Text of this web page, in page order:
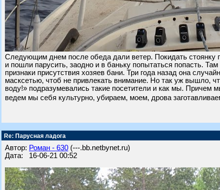
Следующим днем после обеда дали ветер. Покидать стоянку
и пошли парусить, заодно и в баньку попытаться попасть.
признаки присутствия хозяев бани. Три года назад она
масксетью, чтоб не привлекать внимание. Но так уж вышло,
воду!» подразумевались такие посетители и как мы. Причем
ведем мы себя культурно, убираем, моем, дрова
Re: Парусная ладога
Автор: Роман - 630 (---.bb.netbynet.ru)
Дата: 16-06-21 00:52